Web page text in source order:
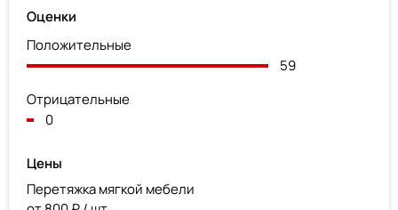
Оценки
Положительные
59
Отрицательные
0
Цены
Перетяжка мягкой мебели